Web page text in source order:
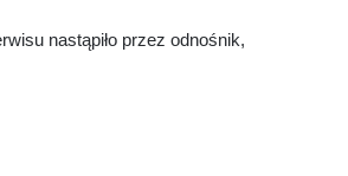
nastąpiło przez odnośnik,